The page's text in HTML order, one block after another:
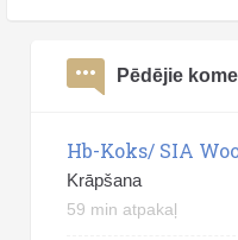
Pēdējie
Hb-Koks/ SIA
Krāpšana
59 min atpakaļ